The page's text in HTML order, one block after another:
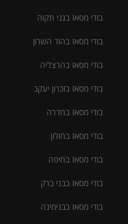
בודי מסאז בגני תקוה
בודי מסאז בהוד השרון
בודי מסאז בהרצליה
בודי מסאז בזכרון יעקב
בודי מסאז בחדרה
בודי מסאז בחולון
בודי מסאז בחיפה
בודי מסאז בבני ברק
בודי מסאז בבנימינה